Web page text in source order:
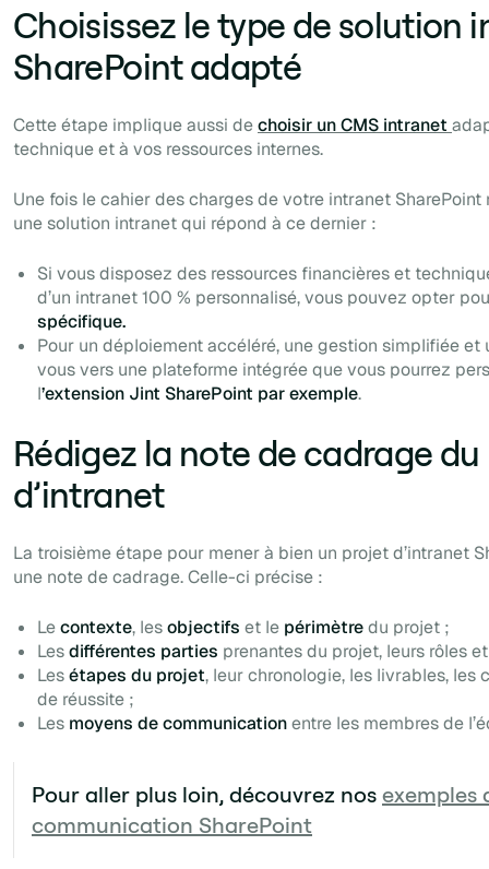
Choisissez le type de solution
SharePoint adapté
Cette étape implique aussi dechoisir un CMS intranet
technique et à vos ressources internes.
Une fois le cahier des charges de votre intranet
une solution intranet qui répond à ce dernier :
Si vous disposez des ressources financières et
d’un intranet 100 % personnalisé, vous pouvez opter
spécifique.
Pour un déploiement accéléré, une gestion simplifiée et
vous vers une plateforme intégrée que vous pourrez
l’extension Jint SharePoint par exemple.
Rédigez la note de cadrage
d’intranet
La troisième étape pour mener à bien un projet d’intranet
une note de cadrage. Celle-ci précise :
Lecontexte, lesobjectifs et le périmètredu projet ;
Lesdifférentes parties prenantes du projet, leurs rôles
Lesétapes du projet, leur chronologie, les livrables, les
de réussite ;
Les moyens de communicationentre les membres de
Pour aller plus loin, découvrez nos exemples
communication SharePoint